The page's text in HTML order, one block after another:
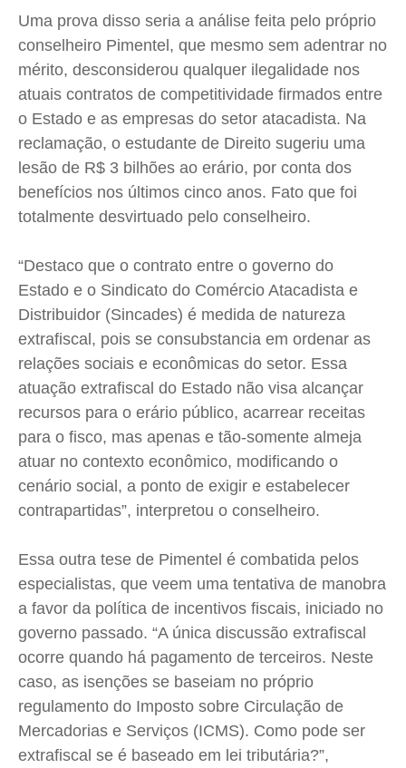
Uma prova disso seria a análise feita pelo próprio
conselheiro Pimentel, que mesmo sem adentrar no
mérito, desconsiderou qualquer ilegalidade nos
atuais contratos de competitividade firmados entre
o Estado e as empresas do setor atacadista. Na
reclamação, o estudante de Direito sugeriu uma
lesão de R$ 3 bilhões ao erário, por conta dos
benefícios nos últimos cinco anos. Fato que foi
totalmente desvirtuado pelo conselheiro.
“Destaco que o contrato entre o governo do
Estado e o Sindicato do Comércio Atacadista e
Distribuidor (Sincades) é medida de natureza
extrafiscal, pois se consubstancia em ordenar as
relações sociais e econômicas do setor. Essa
atuação extrafiscal do Estado não visa alcançar
recursos para o erário público, acarrear receitas
para o fisco, mas apenas e tão-somente almeja
atuar no contexto econômico, modificando o
cenário social, a ponto de exigir e estabelecer
contrapartidas”, interpretou o conselheiro.
Essa outra tese de Pimentel é combatida pelos
especialistas, que veem uma tentativa de manobra
a favor da política de incentivos fiscais, iniciado no
governo passado. “A única discussão extrafiscal
ocorre quando há pagamento de terceiros. Neste
caso, as isenções se baseiam no próprio
regulamento do Imposto sobre Circulação de
Mercadorias e Serviços (ICMS). Como pode ser
extrafiscal se é baseado em lei tributária?”,